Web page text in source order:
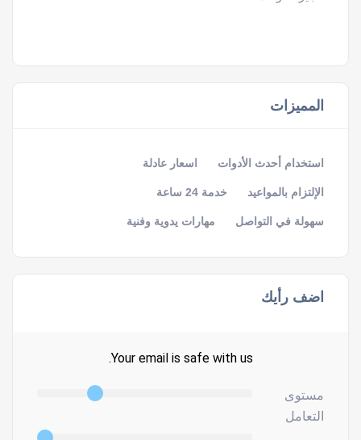
المميزات
استخدام أحدث الأدوات اسعار عادلة
الإلتزام بالمواعيد خدمة 24 ساعة
سهولة في التواصل مهارات يدوية وفنية
اضف رأيك
Your email is safe with us.
مستوى
التعامل